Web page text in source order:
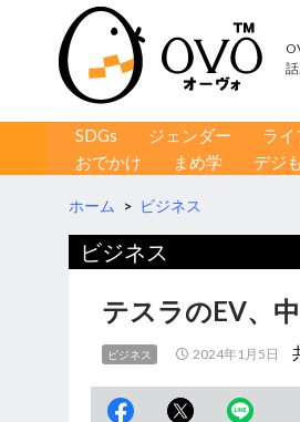
コンテンツへ移動
SDGs ジェンダー ラ
おでかけ
まめ学 デジ
ホーム > ビジネス
ビジネス
テスラのEV、
ビジネス 2024年1月5日